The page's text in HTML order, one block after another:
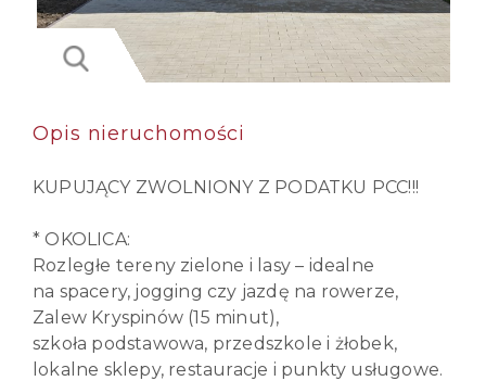
Opis nieruchomości
KUPUJĄCY ZWOLNIONY Z PODATKU PCC!!!
* OKOLICA:
Rozległe tereny zielone i lasy – idealne
na spacery, jogging czy jazdę na rowerze,
Zalew Kryspinów (15 minut),
szkoła podstawowa, przedszkole i żłobek,
lokalne sklepy, restauracje i punkty usługowe.